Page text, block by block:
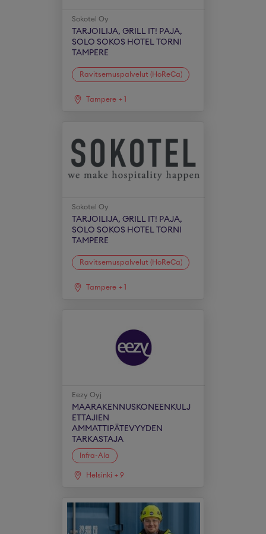
Sokotel Oy
TARJOILIJA, GRILL IT! PAJA,
SOLO SOKOS HOTEL TORNI
TAMPERE
Ravitsemuspalvelut (HoReCa)
Tampere + 1
Sokotel Oy
TARJOILIJA, GRILL IT! PAJA,
SOLO SOKOS HOTEL TORNI
TAMPERE
Ravitsemuspalvelut (HoReCa)
Tampere + 1
Eezy Oyj
MAARAKENNUSKONEENKULJ
ETTAJIEN
AMMATTIPÄTEVYYDEN
TARKASTAJA
Infra-Ala
Helsinki + 9